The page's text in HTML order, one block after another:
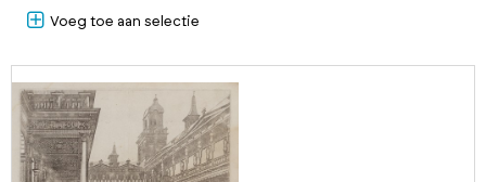
Voeg toe aan selectie